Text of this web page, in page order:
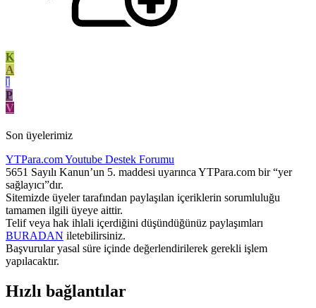
K
A
I
P
V
Son üyelerimiz
YTPara.comYoutube Destek Forumu
5651 Sayılı Kanun’un 5. maddesi uyarınca YTPara.com bir “yer
sağlayıcı”dır.
Sitemizde üyeler tarafından paylaşılan içeriklerin sorumluluğu
tamamen ilgili üyeye aittir.
Telif veya hak ihlali içerdiğini düşündüğünüz paylaşımları
BURADAN iletebilirsiniz.
Başvurular yasal süre içinde değerlendirilerek gerekli işlem
yapılacaktır.
Hızlı bağlantılar